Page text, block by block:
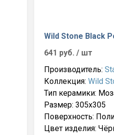
Wild Stone Black
641 руб. / шт
Производитель:
Коллекция: Wild
Тип керамики:
Размер: 305x305
Поверхность:
Цвет изделия: